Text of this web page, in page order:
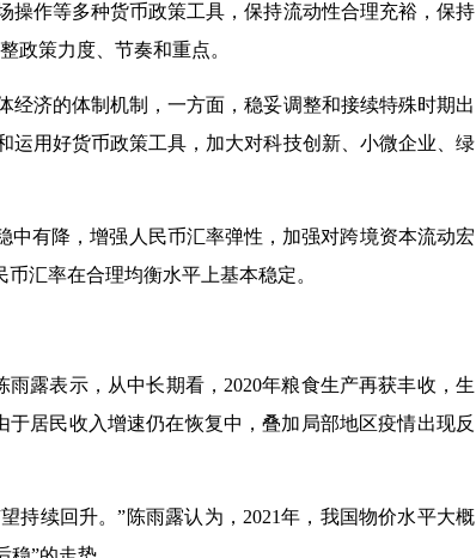
作等多种货币政策工具，保持流动性合理充裕，保持
政策力度、节奏和重点。
济的体制机制，一方面，稳妥调整和接续特殊时期出
运用好货币政策工具，加大对科技创新、小微企业、绿
有降，增强人民币汇率弹性，加强对跨境资本流动宏
汇率在合理均衡水平上基本稳定。
露表示，从中长期看，2020年粮食生产再获丰收，生
居民收入增速仍在恢复中，叠加局部地区疫情出现反
续回升。”陈雨露认为，2021年，我国物价水平大概